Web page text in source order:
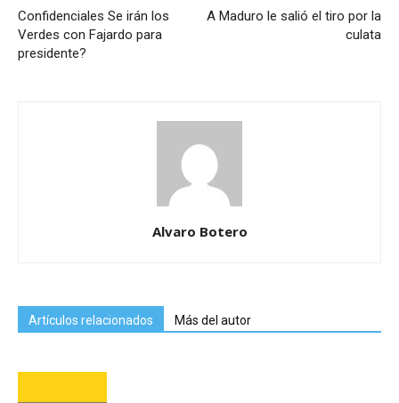
Confidenciales Se irán los
Verdes con Fajardo para
presidente?
A Maduro le salió el tiro por la
culata
Alvaro Botero
Artículos relacionados Más del autor